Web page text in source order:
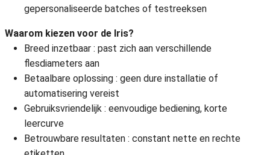
gepersonaliseerde batches of testreeksen
Waarom kiezen voor de Iris?
Breed inzetbaar : past zich aan verschillende
flesdiameters aan
Betaalbare oplossing : geen dure installatie of
automatisering vereist
Gebruiksvriendelijk : eenvoudige bediening, korte
leercurve
Betrouwbare resultaten : constant nette en rechte